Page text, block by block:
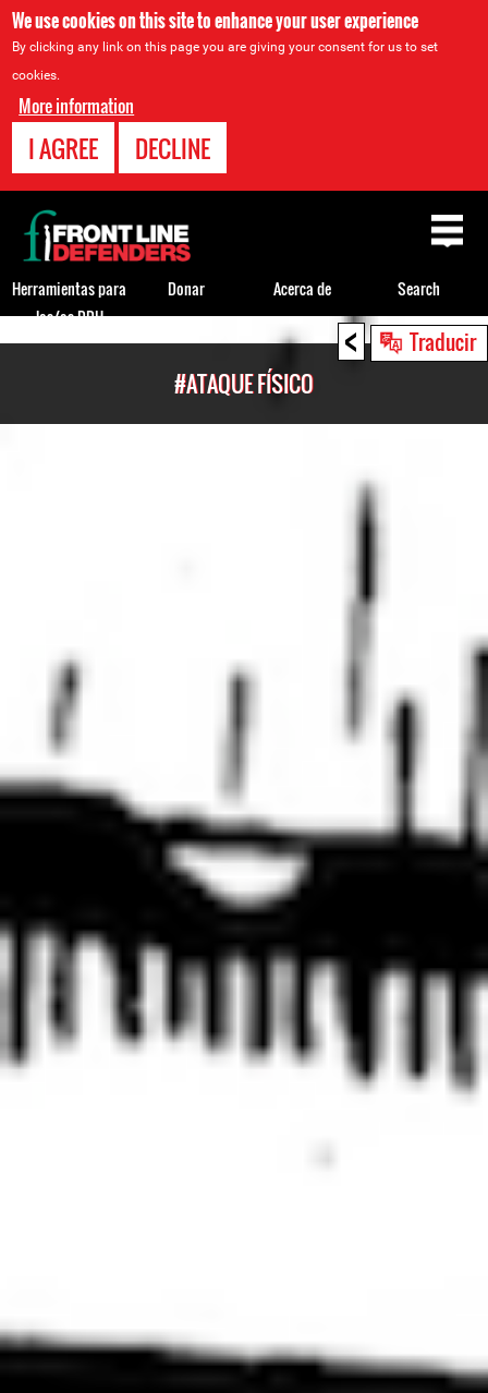
We use cookies on this site to enhance your user experience
By clicking any link on this page you are giving your consent for us to set
cookies.
More information
I AGREE DECLINE
< Traducir
#ATAQUE FÍSICO
Back
to
top
Herramientas para
los/as DDH
Donar Acerca de Search